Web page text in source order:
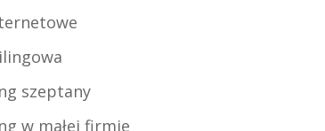
szeptany
w małej firmie